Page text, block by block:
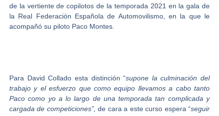
de la vertiente de copilotos de la temporada 2021 en la gala de
la Real Federación Española de Automovilismo, en la que le
acompañó su piloto Paco Montes.
Para David Collado esta distinción “supone la culminación del
trabajo y el esfuerzo que como equipo llevamos a cabo tanto
Paco como yo a lo largo de una temporada tan complicada y
cargada de competiciones”, de cara a este curso espera “seguir